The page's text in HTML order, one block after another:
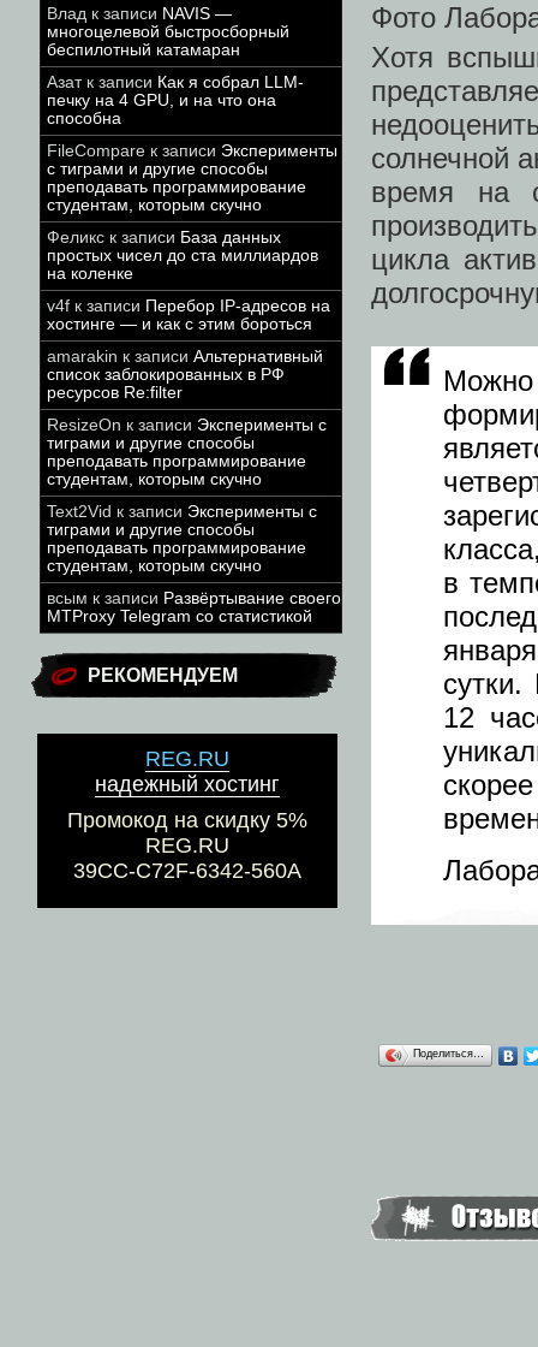
Влад к записи NAVIS —
многоцелевой быстросборный
беспилотный катамаран
Азатк записи Как я собрал LLM-
печку на 4 GPU, и на что она
способна
FileCompare к записи Эксперименты
с тиграми и другие способы
преподавать программирование
студентам, которым скучно
Феликс к записи База данных
простых чисел до ста миллиардов
на коленке
v4f к записи Перебор IP-адресов на
хостинге — и как с этим бороться
amarakin к записи Альтернативный
список заблокированных в РФ
ресурсов Re:filter
ResizeOn к записи Эксперименты с
тиграми и другие способы
преподавать программирование
студентам, которым скучно
Text2Vid к записи Эксперименты с
тиграми и другие способы
преподавать программирование
студентам, которым скучно
всым к записи Развёртывание своего
MTProxy Telegram со статистикой
РЕКОМЕНДУЕМ
REG.RU
надежный хостинг
Промокод на скидку 5%
REG.RU
39CC-C72F-6342-560A
Фото
Хотя
солнечной
время на
цикла
в
12
Поделиться…